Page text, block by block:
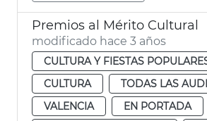
Premios al Mérito Cultural
modificado hace 3 años
CULTURA Y FIESTAS
CULTURA
TODAS LAS
VALENCIA
EN PORTADA